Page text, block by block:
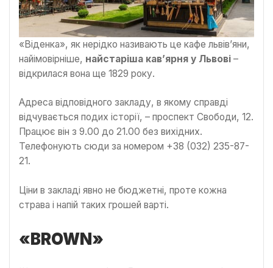
«Віденка», як нерідко називають це кафе львів’яни,
найімовірніше, найстаріша кав’ярня у Львові –
відкрилася вона ще 1829 року.
Адреса відповідного закладу, в якому справді
відчувається подих історії, – проспект Свободи, 12.
Працює він з 9.00 до 21.00 без вихідних.
Телефонують сюди за номером +38 (032) 235-87-
21.
Ціни в закладі явно не бюджетні, проте кожна
страва і напій таких грошей варті.
«BROWN»